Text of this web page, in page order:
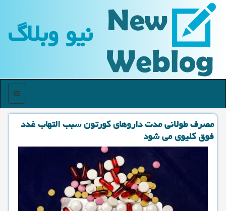
نیو وبلاگ
منو
مصرف طولانی مدت داروهای كورتون سبب التهاب غدد
فوق كلیوی می شود